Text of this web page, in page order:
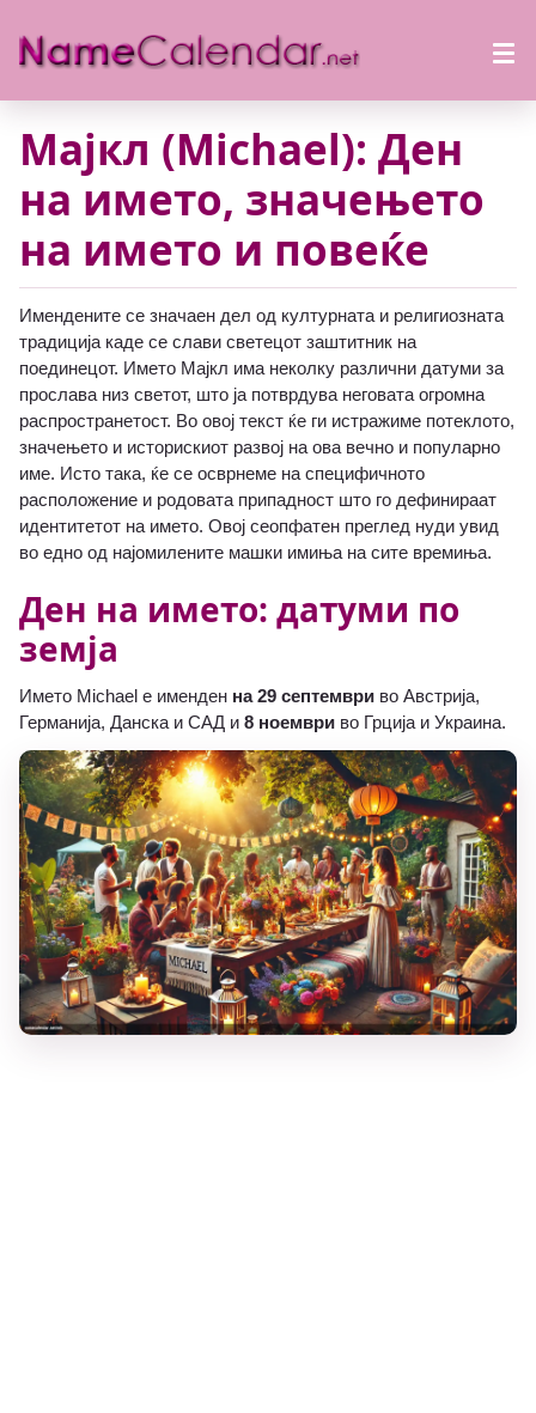
Мајкл (Michael): Ден
на името, значењето
на името и повеќе
Имендените се значаен дел од културната и религиозната
традиција каде се слави светецот заштитник на
поединецот. Името Мајкл има неколку различни датуми за
прослава низ светот, што ја потврдува неговата огромна
распространетост. Во овој текст ќе ги истражиме потеклото,
значењето и историскиот развој на ова вечно и популарно
име. Исто така, ќе се осврнеме на специфичното
расположение и родовата припадност што го дефинираат
идентитетот на името. Овој сеопфатен преглед нуди увид
во едно од најомилените машки имиња на сите времиња.
Ден на името: датуми по
земја
Името Michael е именден на 29 септември во Австрија,
Германија, Данска и САД и 8 ноември во Грција и Украина.